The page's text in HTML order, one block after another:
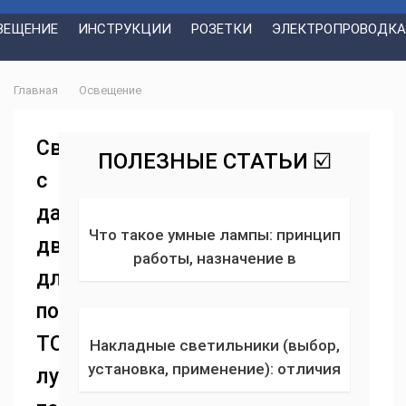
ИНСТРУКЦИИ РОЗЕТКИ ЭЛЕКТРОПРОВОДКА
Главная Освещение
Светильники
с
датчиком
движения
для
подъезда.
ТОП-10
лучших
ПОЛЕЗНЫЕ СТАТЬИ ☑️
Что такое умные лампы: принцип
работы, назначение в
Накладные светильники (выбор,
установка, применение): отличия